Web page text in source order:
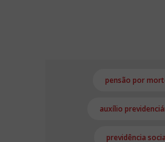
pensão por
auxílio
previdência